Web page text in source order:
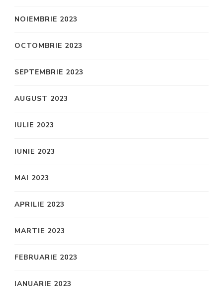
NOIEMBRIE 2023
OCTOMBRIE 2023
SEPTEMBRIE 2023
AUGUST 2023
IULIE 2023
IUNIE 2023
MAI 2023
APRILIE 2023
MARTIE 2023
FEBRUARIE 2023
IANUARIE 2023